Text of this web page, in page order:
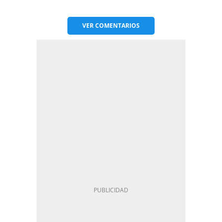
VERCOMENTARIOS